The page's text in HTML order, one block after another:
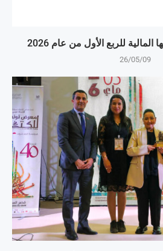
للربع الأول من عام 2026
26/05/09